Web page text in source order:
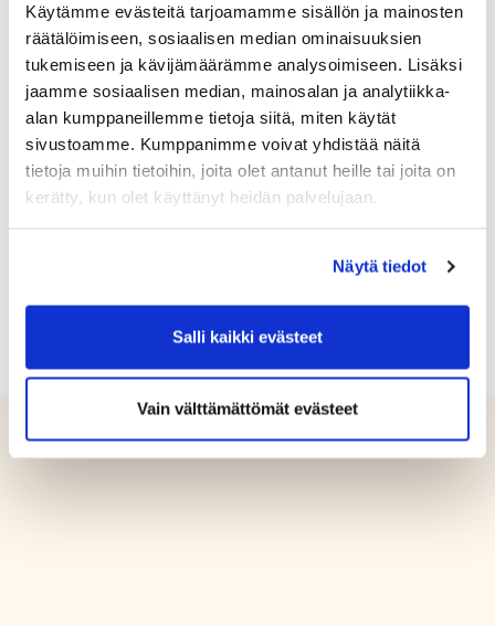
Käytämme evästeitä tarjoamamme sisällön ja mainosten
räätälöimiseen, sosiaalisen median ominaisuuksien
tukemiseen ja kävijämäärämme analysoimiseen. Lisäksi
jaamme sosiaalisen median, mainosalan ja analytiikka-
alan kumppaneillemme tietoja siitä, miten käytät
sivustoamme. Kumppanimme voivat yhdistää näitä
tietoja muihin tietoihin, joita olet antanut heille tai joita on
kerätty, kun olet käyttänyt heidän palvelujaan.
Näytä tiedot
Salli kaikki evästeet
Vain välttämättömät evästeet
osoitteesta tulevat sähköpostit
saattavat ajautua sinne...
Ongelmatilanteessa ota yhteyttä
sähköpostilla
toimisto@aurinkogolf.fi.